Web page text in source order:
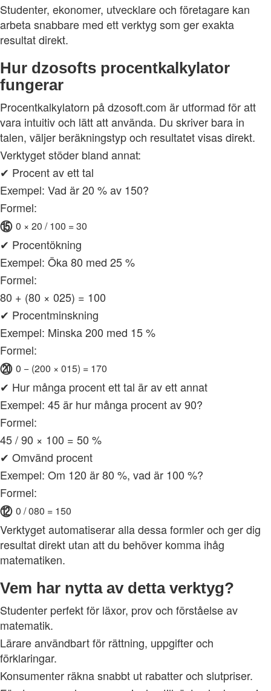
Studenter, ekonomer, utvecklare och företagare kan
arbeta snabbare med ett verktyg som ger exakta
resultat direkt.
Hur dzosofts procentkalkylator
fungerar
Procentkalkylatorn på dzosoft.com är utformad för att
vara intuitiv och lätt att använda. Du skriver bara in
talen, väljer beräkningstyp och resultatet visas direkt.
Verktyget stöder bland annat:
✔ Procent av ett tal
Exempel: Vad är 20 % av 150?
Formel:
⑮ 0 × 20 / 100 = 30
✔ Procentökning
Exempel: Öka 80 med 25 %
Formel:
80 + (80 × 025) = 100
✔ Procentminskning
Exempel: Minska 200 med 15 %
Formel:
⑳ 0 − (200 × 015) = 170
✔ Hur många procent ett tal är av ett annat
Exempel: 45 är hur många procent av 90?
Formel:
45 / 90 × 100 = 50 %
✔ Omvänd procent
Exempel: Om 120 är 80 %, vad är 100 %?
Formel:
⑫ 0 / 080 = 150
Verktyget automatiserar alla dessa formler och ger dig
resultat direkt utan att du behöver komma ihåg
matematiken.
Vem har nytta av detta verktyg?
Studenter perfekt för läxor, prov och förståelse av
matematik.
Lärare användbart för rättning, uppgifter och
förklaringar.
Konsumenter räkna snabbt ut rabatter och slutpriser.